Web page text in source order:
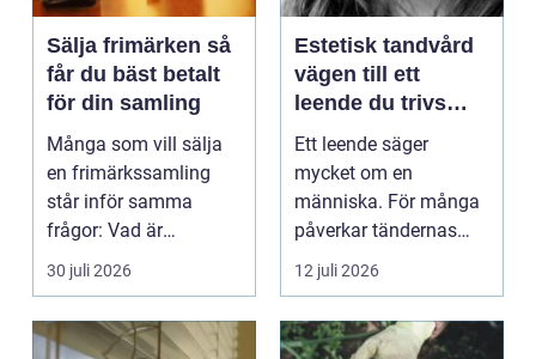
Sälja frimärken så
får du bäst betalt
för din samling
Många som vill sälja
en frimärkssamling
står inför samma
frågor: Vad är
samlingen värd? Var
vänder m...
30 juli 2026
Estetisk tandvård
vägen till ett
leende du trivs
med
Ett leende säger
mycket om en
människa. För många
påverkar tändernas
utseende både
självförtroendet ...
12 juli 2026